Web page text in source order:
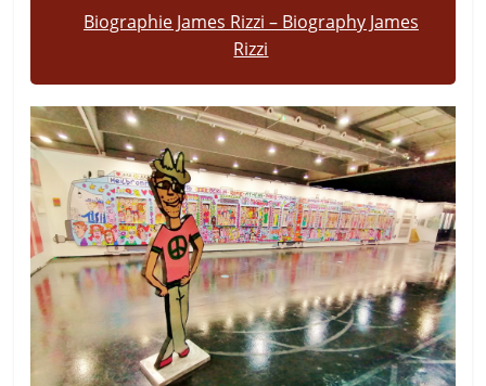
Biographie James Rizzi – Biography James
Rizzi